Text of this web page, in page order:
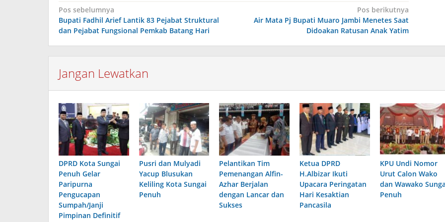
Navigasi
pos
Pos sebelumnya
Bupati Fadhil Arief Lantik 83 Pejabat Struktural
dan Pejabat Fungsional Pemkab Batang Hari
Pos berikutnya
Air Mata Pj Bupati Muaro Jambi Menetes Saat
Didoakan Ratusan Anak Yatim
Jangan Lewatkan
DPRD Kota Sungai
Penuh Gelar
Paripurna
Pengucapan
Sumpah/Janji
Pimpinan Definitif
Pusri dan Mulyadi
Yacup Blusukan
Keliling Kota Sungai
Penuh
Pelantikan Tim
Pemenangan Alfin-
Azhar Berjalan
dengan Lancar dan
Sukses
Ketua DPRD
H.Albizar Ikuti
Upacara Peringatan
Hari Kesaktian
Pancasila
KPU Undi Nomor
Urut Calon Wako
dan Wawako
Penuh